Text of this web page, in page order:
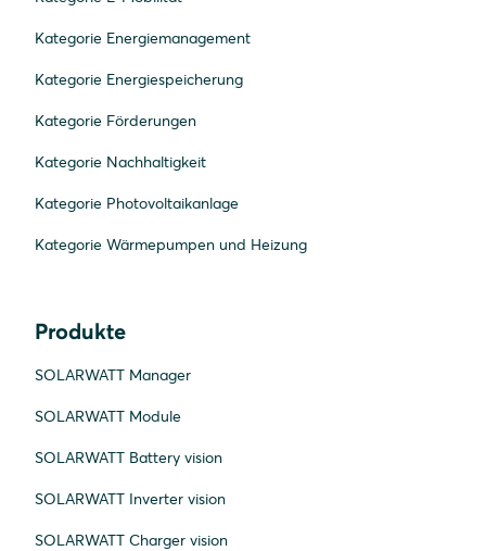
Kategorie Energiemanagement
Kategorie Energiespeicherung
Kategorie Förderungen
Kategorie Nachhaltigkeit
Kategorie Photovoltaikanlage
Kategorie Wärmepumpen und Heizung
Produkte
SOLARWATT Manager
SOLARWATT Module
SOLARWATT Battery vision
SOLARWATT Inverter vision
SOLARWATT Charger vision